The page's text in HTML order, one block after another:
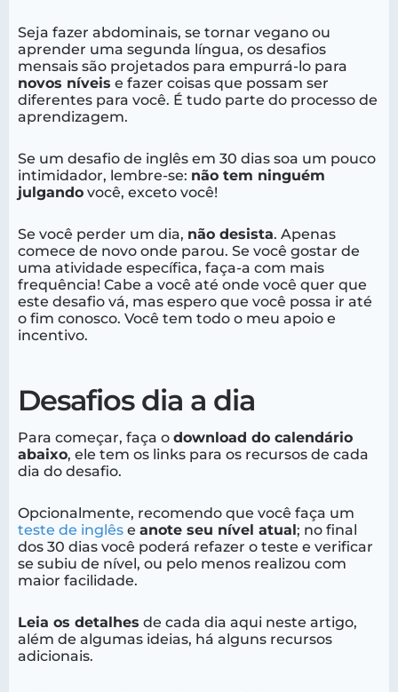
Seja fazer abdominais, se tornar vegano ou
aprender uma segunda língua, os desafios
mensais são projetados para empurrá-lo para
novos níveis e fazer coisas que possam ser
diferentes para você. É tudo parte do processo de
aprendizagem.
Se um desafio de inglês em 30 dias soa um pouco
intimidador, lembre-se: não tem ninguém
julgando você, exceto você!
Se você perder um dia, não desista. Apenas
comece de novo onde parou. Se você gostar de
uma atividade específica, faça-a com mais
frequência! Cabe a você até onde você quer que
este desafio vá, mas espero que você possa ir até
o fim conosco. Você tem todo o meu apoio e
incentivo.
Desafios dia a dia
Para começar, faça o download do calendário
abaixo, ele tem os links para os recursos de cada
dia do desafio.
Opcionalmente, recomendo que você faça um
teste de inglês e anote seu nível atual; no final
dos 30 dias você poderá refazer o teste e verificar
se subiu de nível, ou pelo menos realizou com
maior facilidade.
Leia os detalhes de cada dia aqui neste artigo,
além de algumas ideias, há alguns recursos
adicionais.